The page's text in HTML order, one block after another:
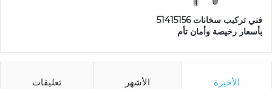
فني تركيب سخانات 51415156
بأسعار رخيصة وأمان تأم
الأخيرة الأشهر تعليقات